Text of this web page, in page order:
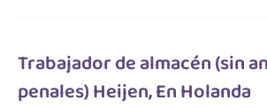
Trabajador de almacén (sin
penales) Heijen, En Holanda